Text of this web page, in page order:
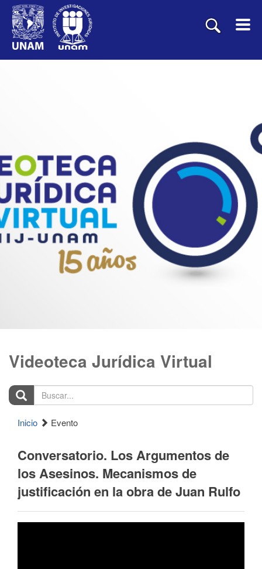
Videoteca Jurídica Virtual
Buscar...
Inicio Evento
Conversatorio. Los Argumentos de
los Asesinos. Mecanismos de
justificación en la obra de Juan Rulfo